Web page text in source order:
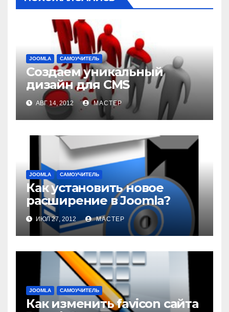
JOOMLA САМОУЧИТЕЛЬ
Создаем уникальный
дизайн для CMS
АВГ 14, 2012 МАСТЕР
JOOMLA САМОУЧИТЕЛЬ
Как установить новое
расширение в Joomla?
ИЮЛ 27, 2012 МАСТЕР
JOOMLA САМОУЧИТЕЛЬ
Как изменить favicon сайта